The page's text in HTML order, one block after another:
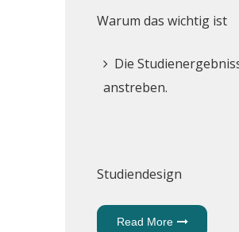
Warum das wichtig ist
Die
anstreben.
Studiendesign
Read More About